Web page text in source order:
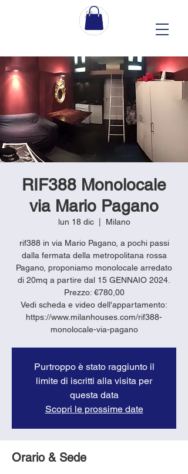
RIF388 Monolocale
via Mario Pagano
lun 18 dic
  |
Milano
rif388 in via Mario Pagano, a pochi passi
dalla fermata della metropolitana rossa
Pagano, proponiamo monolocale arredato
di 20mq a partire dal 15 GENNAIO 2024.
Prezzo: €780,00
Vedi scheda e video dell'appartamento:
https://www.milanhouses.com/rif388-
monolocale-via-pagano
Purtroppo è stato raggiunto il
limite di iscritti alla visita per
questa data
Scopri le prossime date
Orario & Sede